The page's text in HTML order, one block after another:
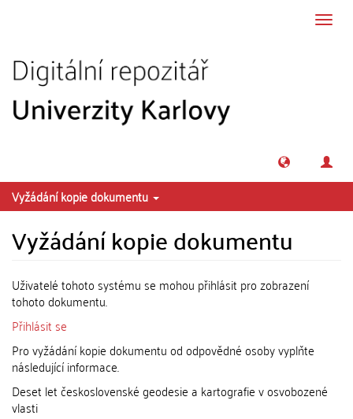
Vyžádání kopie dokumentu
Vyžádání kopie dokumentu
Uživatelé tohoto systému se mohou přihlásit pro zobrazení
tohoto dokumentu.
Přihlásit se
Pro vyžádání kopie dokumentu od odpovědné osoby vyplňte
následující informace.
Deset let československé geodesie a kartografie v osvobozené
vlasti